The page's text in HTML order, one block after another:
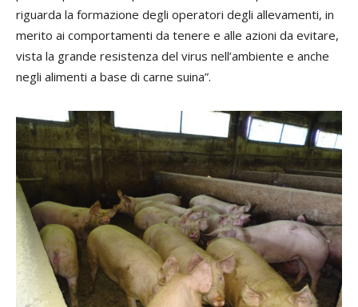
riguarda la formazione degli operatori degli allevamenti, in
merito ai comportamenti da tenere e alle azioni da evitare,
vista la grande resistenza del virus nell’ambiente e anche
negli alimenti a base di carne suina”.